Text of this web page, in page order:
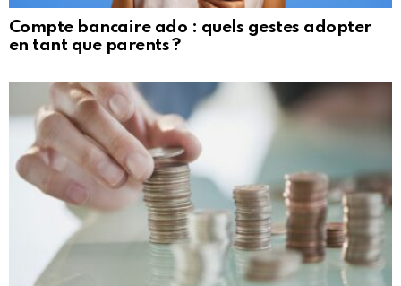
Compte bancaire ado : quels gestes adopter
en tant que parents ?